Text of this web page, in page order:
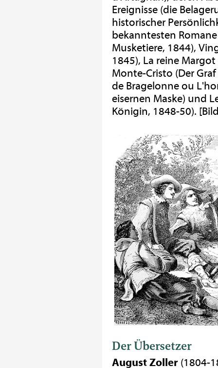
Ereignisse (die
historischer
bekanntesten
Musketiere, 1844),
1845), La reine
Monte-Cristo (Der
de Bragelonne ou
eisernen Maske) und
Königin, 1848-50).
Der Übersetzer
August Zoller (1804-